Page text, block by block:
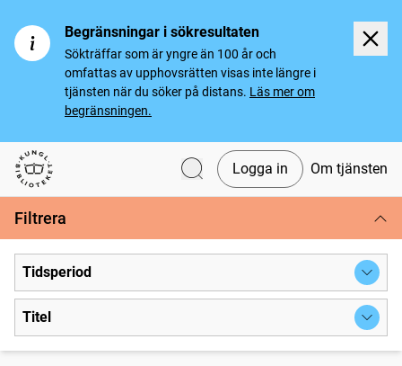
Begränsningar i sökresultaten
Sökträffar som är yngre än 100 år och
omfattas av upphovsrätten visas inte längre i
tjänsten när du söker på distans. Läs mer om
begränsningen.
Svenska tidningar
Logga in Om tjänsten
Filtrera
Tidsperiod
Titel